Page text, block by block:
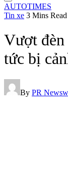
AUTOTIMES
Tin xe 3 Mins Read
Vượt đèn
tức bị
By PR